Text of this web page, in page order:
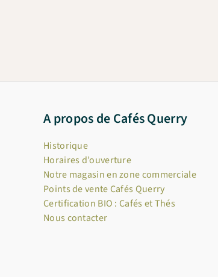
A propos de Cafés Querry
Historique
Horaires d’ouverture
Notre magasin en zone commerciale
Points de vente Cafés Querry
Certification BIO : Cafés et Thés
Nous contacter